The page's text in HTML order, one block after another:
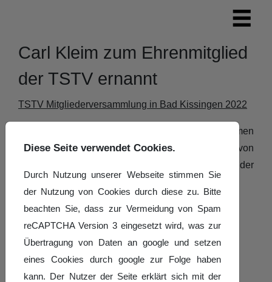
Carl Kleim zum Ehrenmitglied
der TSTV ernannt
TSTV Mitgliederversammlung in Bad Kissingen 2022
Wie im Tanzspiegel zu lesen ist, wurden im Rahmen
der Mitgliederversammlung Karl Breuer, Birgit von
zu Ehrenmitgliedern der
Tanzsporttrainervereinigung ernannt.
Das SLT Präsidium gratuliert recht herzlich!
Geschrieben von:
Veröffentlicht: 01. November 2022
Diese Seite verwendet Cookies.
Durch Nutzung unserer Webseite stimmen Sie
der Nutzung von Cookies durch diese zu. Bitte
beachten Sie, dass zur Vermeidung von Spam
reCAPTCHA Version 3 eingesetzt wird, was zur
Übertragung von Daten an google und setzen
eines Cookies durch google zur Folge haben
kann. Der Nutzer der Seite erklärt sich mit der